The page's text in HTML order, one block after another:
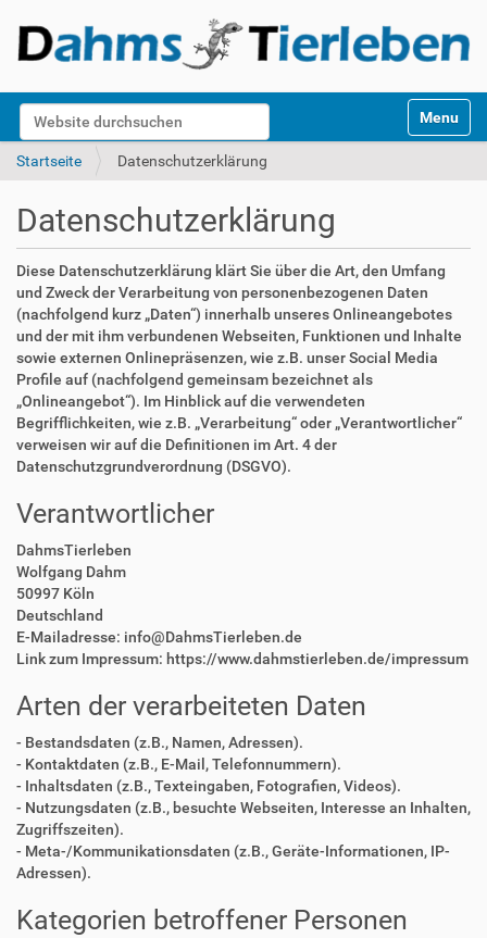
Website durchsuchen
k
Toggle
Startseite Datenschutzerklärung
Datenschutzerklärung
Diese Datenschutzerklärung klärt Sie über die Art, den Umfang
und Zweck der Verarbeitung von personenbezogenen Daten
(nachfolgend kurz „Daten“) innerhalb unseres Onlineangebotes
und der mit ihm verbundenen Webseiten, Funktionen und Inhalte
sowie externen Onlinepräsenzen, wie z.B. unser Social Media
Profile auf (nachfolgend gemeinsam bezeichnet als
„Onlineangebot“). Im Hinblick auf die verwendeten
Begrifflichkeiten, wie z.B. „Verarbeitung“ oder „Verantwortlicher“
verweisen wir auf die Definitionen im Art. 4 der
Datenschutzgrundverordnung (DSGVO).
Verantwortlicher
DahmsTierleben
Wolfgang Dahm
50997 Köln
Deutschland
E-Mailadresse: info@DahmsTierleben.de
Link zum Impressum: https://www.dahmstierleben.de/impressum
Arten der verarbeiteten Daten
- Bestandsdaten (z.B., Namen, Adressen).
- Kontaktdaten (z.B., E-Mail, Telefonnummern).
- Inhaltsdaten (z.B., Texteingaben, Fotografien, Videos).
- Nutzungsdaten (z.B., besuchte Webseiten, Interesse an Inhalten,
Zugriffszeiten).
- Meta-/Kommunikationsdaten (z.B., Geräte-Informationen, IP-
Adressen).
Kategorien betroffener Personen